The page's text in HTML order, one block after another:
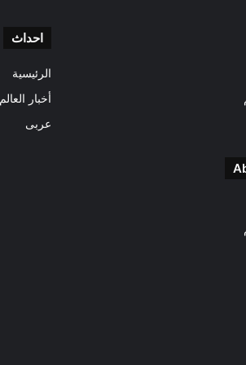
احداث
الرئيسية
أخبار العالم
عربى